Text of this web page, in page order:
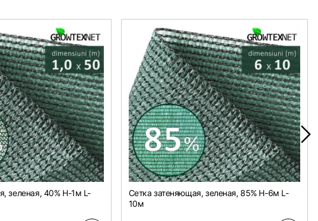
зеленая, 40% H-1м L-
Сетка затеняющая, зеленая, 85% H-6м L-
10м